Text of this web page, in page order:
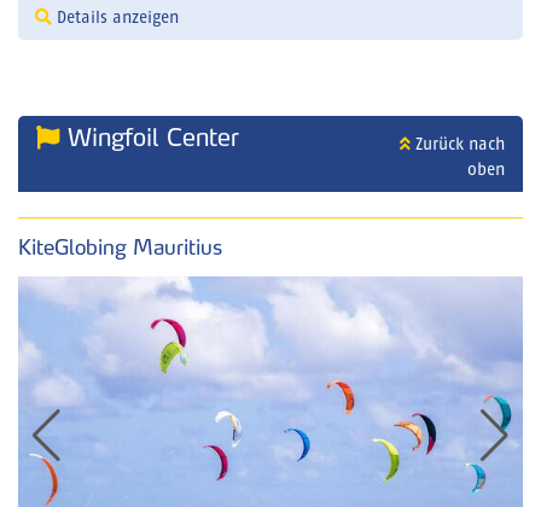
Details anzeigen
Wingfoil Center
Zurück nach
oben
KiteGlobing Mauritius